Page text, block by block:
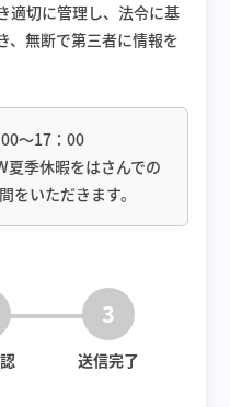
適切に管理し、法令に基
、無断で第三者に情報を
～17：00
季休暇をはさんでの
をいただきます。
3
送信完了